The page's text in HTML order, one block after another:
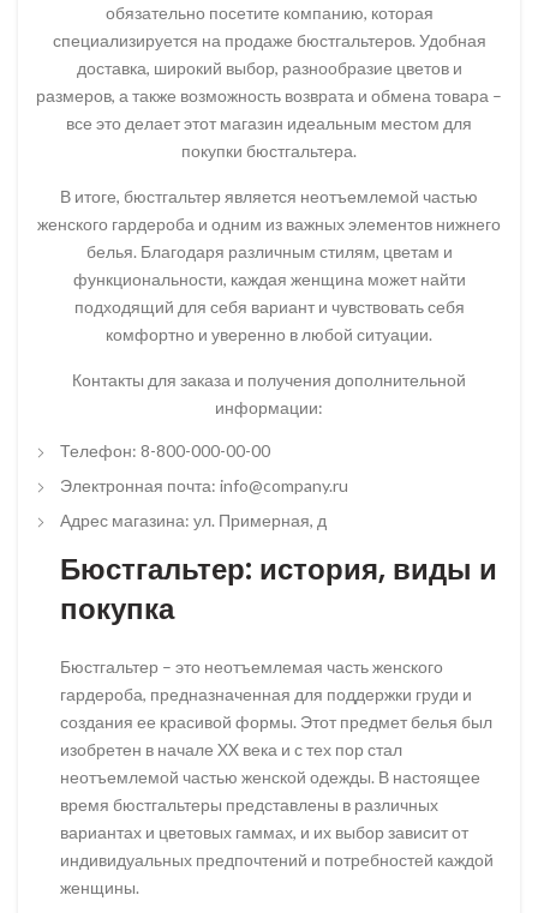
обязательно посетите компанию, которая
специализируется на продаже бюстгальтеров. Удобная
доставка, широкий выбор, разнообразие цветов и
размеров, а также возможность возврата и обмена товара –
все это делает этот магазин идеальным местом для
покупки бюстгальтера.
В итоге, бюстгальтер является неотъемлемой частью
женского гардероба и одним из важных элементов нижнего
белья. Благодаря различным стилям, цветам и
функциональности, каждая женщина может найти
подходящий для себя вариант и чувствовать себя
комфортно и уверенно в любой ситуации.
Контакты для заказа и получения дополнительной
информации:
Телефон: 8-800-000-00-00
Электронная почта: info@company.ru
Адрес магазина: ул. Примерная, д
Бюстгальтер: история, виды и
покупка
Бюстгальтер – это неотъемлемая часть женского
гардероба, предназначенная для поддержки груди и
создания ее красивой формы. Этот предмет белья был
изобретен в начале XX века и с тех пор стал
неотъемлемой частью женской одежды. В настоящее
время бюстгальтеры представлены в различных
вариантах и цветовых гаммах, и их выбор зависит от
индивидуальных предпочтений и потребностей каждой
женщины.